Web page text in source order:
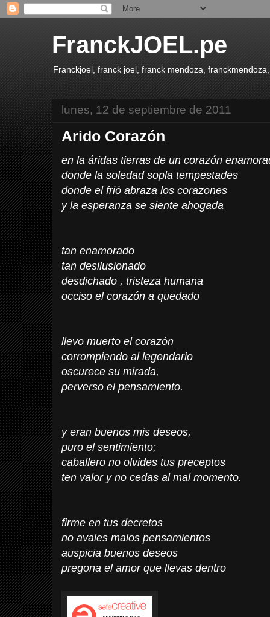
FranckJOEL.pe
Franckjoel, franck joel, franck mendoza,
lunes, 12 de septiembre de 2011
Arido Corazón
en la áridas tierras de un corazón
donde la soledad sopla tempestades
donde el frió abraza los corazones
y la esperanza se siente ahogada
tan enamorado
tan desilusionado
desdichado , tristeza humana
occiso el corazón a quedado
llevo muerto el corazón
corrompiendo al legendario
oscurece su mirada,
perverso el pensamiento.
y eran buenos mis deseos,
puro el sentimiento;
caballero no olvides tus preceptos
ten valor y no cedas al mal momento.
firme en tus decretos
no avales malos pensamientos
auspicia buenos deseos
pregona el amor que llevas dentro